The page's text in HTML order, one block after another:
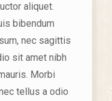
aliquet.
bibendum
nec sagittis
sit amet nibh
Morbi
tellus a odio